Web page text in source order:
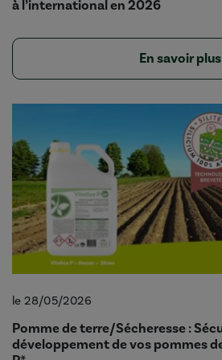
à l’international en 2026
En savoir plus
le 28/05/2026
Pomme de terre/Sécheresse :
développement de vos pommes